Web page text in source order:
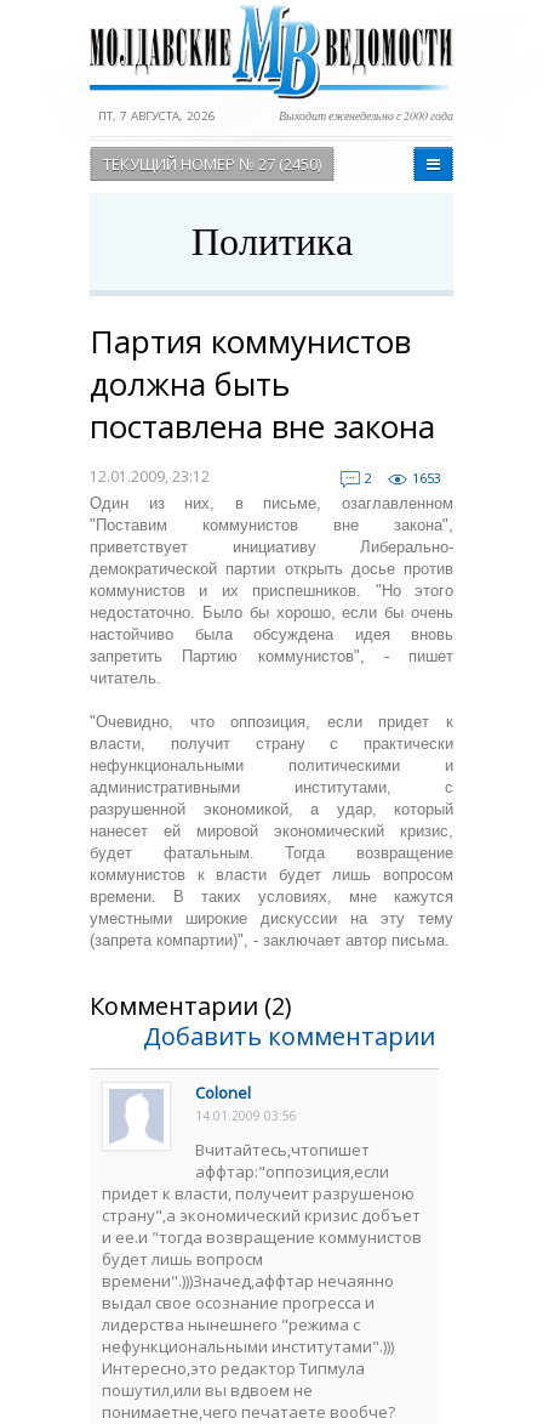
ПТ, 7 АВГУСТА, 2026 Выходит еженедельно с 2000 года
ТЕКУЩИЙ НОМЕР № 27 (2450)
Политика
Партия коммунистов
должна быть
поставлена вне закона
12.01.2009, 23:12 2
1653
Один из них, в письме, озаглавленном
"Поставим коммунистов вне закона",
приветствует инициативу Либерально-
демократической партии открыть досье против
коммунистов и их приспешников. "Но этого
недостаточно. Было бы хорошо, если бы очень
настойчиво была обсуждена идея вновь
запретить Партию коммунистов", - пишет
читатель.
"Очевидно, что оппозиция, если придет к
власти, получит страну с практически
нефункциональными политическими и
административными институтами, с
разрушенной экономикой, а удар, который
нанесет ей мировой экономический кризис,
будет фатальным. Тогда возвращение
коммунистов к власти будет лишь вопросом
времени. В таких условиях, мне кажутся
уместными широкие дискуссии на эту тему
(запрета компартии)", - заключает автор письма.
Комментарии (2)
Добавить комментарии
Colonel
14.01.2009 03:56
Вчитайтесь,чтопишет
аффтар:"оппозиция,если
придет к власти, получеит разрушеною
страну",а экономический кризис добъет
и ее.и "тогда возвращение коммунистов
будет лишь вопросм
времени".)))Значед,аффтар нечаянно
выдал свое осознание прогресса и
лидерства нынешнего "режима с
нефункциональными институтами".)))
Интересно,это редактор Типмула
пошутил,или вы вдвоем не
понимаетне,чего печатаете вообче?